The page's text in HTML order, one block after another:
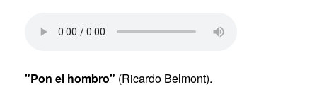
"Pon el hombro" (Ricardo Belmont).